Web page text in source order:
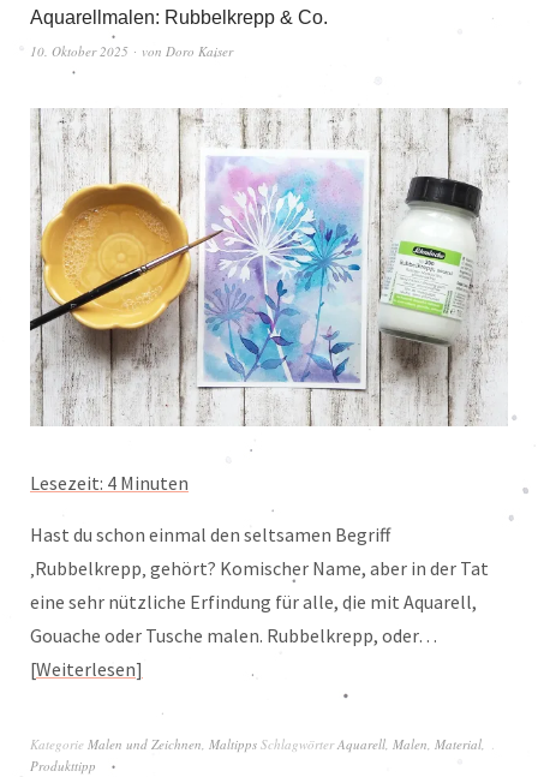
Aquarellmalen: Rubbelkrepp & Co.
10. Oktober 2025 von Doro Kaiser
Lesezeit: 4 Minuten
Hast du schon einmal den seltsamen Begriff
‚Rubbelkrepp‚ gehört? Komischer Name, aber in der Tat
eine sehr nützliche Erfindung für alle, die mit Aquarell,
Gouache oder Tusche malen. Rubbelkrepp, oder…
Weiterlesen
Kategorie Malen und Zeichnen, Maltipps SchlagwörterAquarell, Malen, Material,
Produkttipp